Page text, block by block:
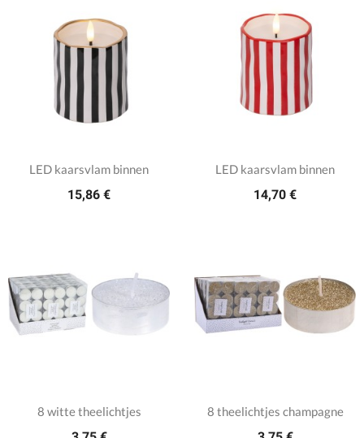
LED kaarsvlam binnen
15,86 €
LED kaarsvlam binnen
14,70 €
8 witte theelichtjes 8 theelichtjes champagne